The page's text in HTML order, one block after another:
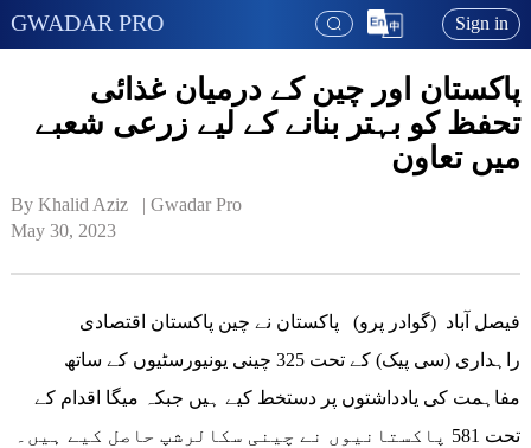
GWADAR PRO Sign in
پاکستان اور چین کے درمیان غذائی
تحفظ کو بہتر بنانے کے لیے زرعی شعبے
میں تعاون
By Khalid Aziz   | Gwadar Pro
May 30, 2023
فیصل آباد (گوادر پرو) پاکستان نے چین پاکستان اقتصادی
راہداری (سی پیک) کے تحت 325 چینی یونیورسٹیوں کے ساتھ
مفاہمت کی یادداشتوں پر دستخط کیے ہیں جبکہ میگا اقدام کے
تحت 581 پاکستانیوں نے چینی سکالرشپ حاصل کیے ہیں۔